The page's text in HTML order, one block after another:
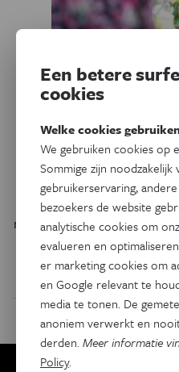
Positieve
verhogen
Mensen met borderline
negatief zelfbeeld. Het
kan hun
Een betere
cookies
Welke cookies
We gebruiken cookies op
Sommige zijn
gebruikerservaring,
bezoekers de website
analytische cookies om
evalueren en
er marketing cookies om
en Google relevant te
media te tonen. De
anoniem verwerkt en
derden.Meer informatie
Policy.